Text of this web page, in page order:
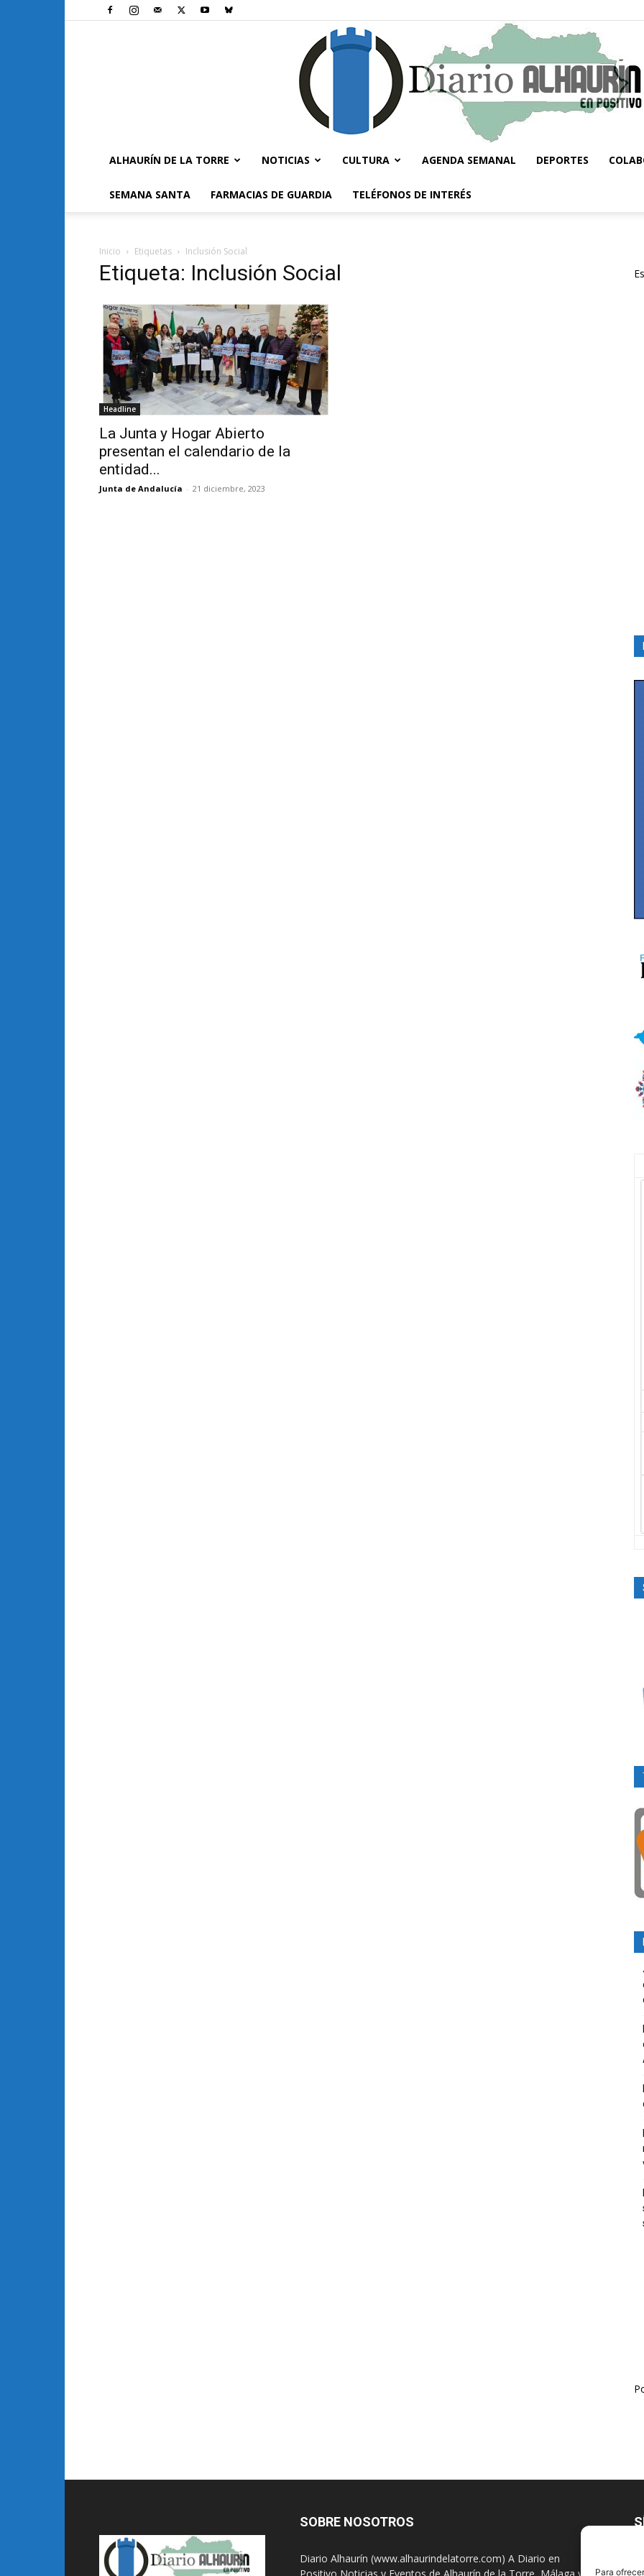
Para
ALHAURÍN DE LA TORRE NOTICIAS CULTURA AGENDA SEMANAL DEPORTES
SEMANA SANTA FARMACIAS DE GUARDIA TELÉFONOS DE INTERÉS
Inicio Etiquetas Inclusión Social
Etiqueta: Inclusión Social
Headline
La Junta y Hogar Abierto
presentan el calendario de la
entidad...
Junta de Andalucía - 21 diciembre, 2023
SOBRE NOSOTROS
Diario Alhaurín (www.alhaurindelatorre.com) A Diario en
Positivo Noticias y Eventos de Alhaurín de la Torre, Málaga y